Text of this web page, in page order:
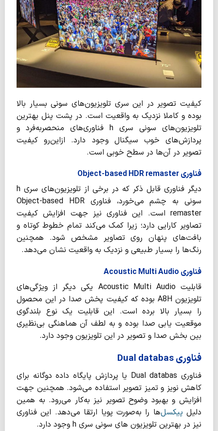
کیفیت تصویر در این سری تلویزیون‌های سونی بسیار بالا
بوده و کاملا نزدیک به واقعیت است. در پشت پنل بهترین
تلویزیون‌های سونی سری h فناوری‌های منحصر‌به‌فرد و
پردازش‌های خوب سیگنال وجود دارد. ازاین‌رو کیفیت
تصویر در آن‌ها در سطح خوبی است.
فناوری Object-based HDR remaster
دیگر فناوری قابل ذکر که در برخی از تلویزیون‌های سری h
سونی به چشم می‌خورد، فناوری Object-based HDR
remaster است. این فناوری نیز جهت افزایش کیفیت
تصاویر کارایی دارد؛ زیرا کمک می‌کند تمام خطوط کوتاه و
بافت‌های پنهان روی تصاویر مشخص شود. همچنین
رنگ‌ها را بسیار طبیعی و نزدیک به واقعیت نشان می‌دهد‌.
فناوری Acoustic Multi Audio
قابلیت Acoustic Multi Audio یکی دیگر از ویژگی‌های
تلویزیون A8H بوده که کیفیت پخش صدا در این محصول
را بسیار بالا برده است. این قابلیت یک نوع بلندگوی
موقعیت یابی صدا بوده و به لطف آن هماهنگی بی‌نظیری
بین بخش صدا و تصویر در این تلویزیون وجود دارد.
فناوری Dual databas
فناوری Dual databas یا پردازش پایگاه داده دوگانه برای
کاهش نویز و تمیز تصویر استفاده می‌شود. همچنین جهت
افزایش و بهبود وضوح تصویر نیز به‌کار می‌رود. به همین
دلیل پیکسل‌ها را به‌صورت پویا ارتقا می‌دهد. این فناوری
نیز در بهترین تلویزیون‌ های سونی سری h وجود دارد.